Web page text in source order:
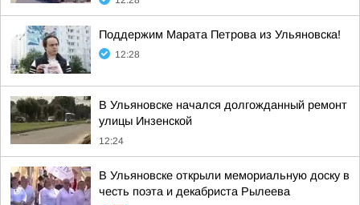
Поддержим Марата Петрова из Ульяновска!
12:28
В Ульяновске начался долгожданный ремонт
улицы Инзенской
12:24
В Ульяновске открыли мемориальную доску в
честь поэта и декабриста Рылеева